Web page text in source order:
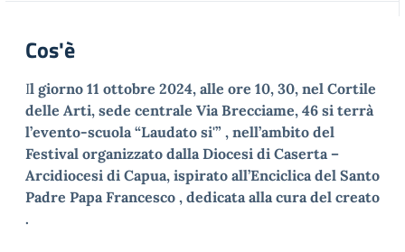
Cos'è
Il giorno 11 ottobre 2024, alle ore 10, 30, nel Cortile
delle Arti, sede centrale Via Brecciame, 46 si terrà
l’evento-scuola “Laudato si'” , nell’ambito del
Festival organizzato dalla Diocesi di Caserta –
Arcidiocesi di Capua, ispirato all’Enciclica del Santo
Padre Papa Francesco , dedicata alla cura del creato
.